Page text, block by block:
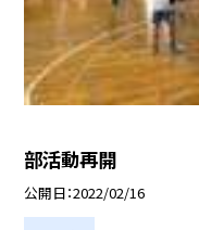
部活動再開
公開日 2022/02/16